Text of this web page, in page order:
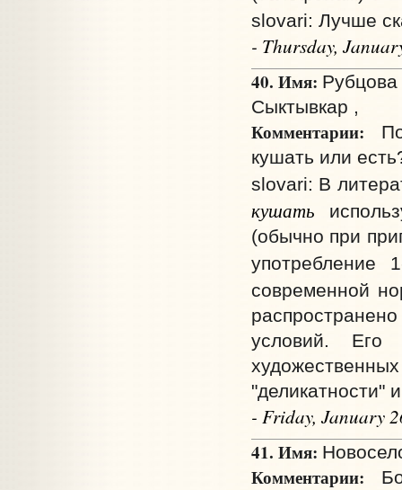
slovari: Лучше
- Thursday,
40. Имя: Рубцова
Сыктывкар ,
Комментарии:
кушать или
slovari: В
кушать
(обычно при
современной
условий. Его
"деликатности"
- Friday, January
41. Имя:
Комментарии: